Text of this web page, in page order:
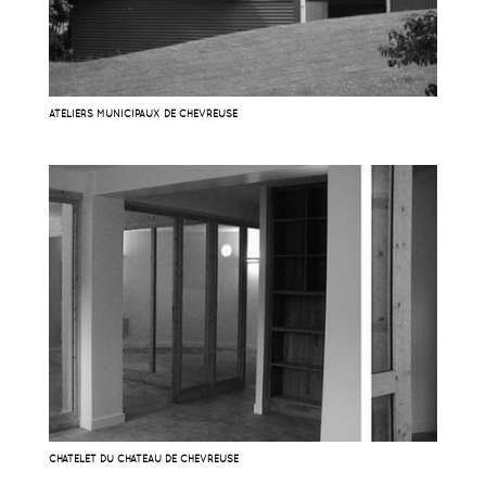
ATELIERS MUNICIPAUX DE CHEVREUSE
CHATELET DU CHATEAU DE CHEVREUSE